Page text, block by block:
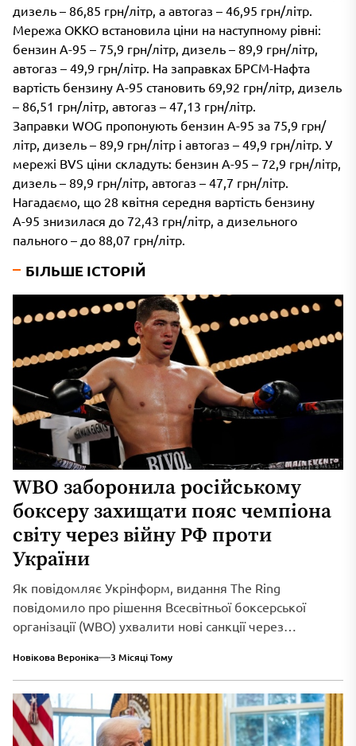
дизель – 86,85 грн/літр, а автогаз – 46,95 грн/літр.
Мережа ОККО встановила ціни на наступному рівні:
бензин А-95 – 75,9 грн/літр, дизель – 89,9 грн/літр,
автогаз – 49,9 грн/літр. На заправках БРСМ-Нафта
вартість бензину А-95 становить 69,92 грн/літр, дизель
– 86,51 грн/літр, автогаз – 47,13 грн/літр.
Заправки WOG пропонують бензин А-95 за 75,9 грн/
літр, дизель – 89,9 грн/літр і автогаз – 49,9 грн/літр. У
мережі BVS ціни складуть: бензин А-95 – 72,9 грн/літр,
дизель – 89,9 грн/літр, автогаз – 47,7 грн/літр.
Нагадаємо, що 28 квітня середня вартість бензину
А-95 знизилася до 72,43 грн/літр, а дизельного
пального – до 88,07 грн/літр.
БІЛЬШЕ ІСТОРІЙ
WBO заборонила російському
боксеру захищати пояс чемпіона
світу через війну РФ проти
України
Як повідомляє Укрінформ, видання The Ring
повідомило про рішення Всесвітньої боксерської
організації (WBO) ухвалити нові санкції через
Новікова Вероніка 3 Місяці Тому